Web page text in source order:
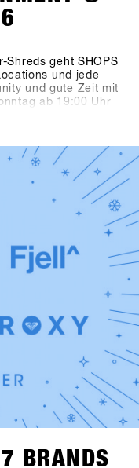
Shreds geht SHOPS
und jede
und gute Zeit mit
ab 19:00 Uhr
sorgen für einen
Chance auf starke
zwei echte
Fredi Kalbermatten
DJock Norris. Im
auf eine
Hip-Hop, Funk und
BRANDS